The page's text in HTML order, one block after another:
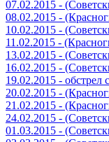
07.02.2015 -
08.02.2015 -
10.02.2015 -
11.02.2015 -
13.02.2015 -
16.02.2015 -
19.02.2015 -
20.02.2015 -
21.02.2015 -
24.02.2015 -
01.03.2015 -